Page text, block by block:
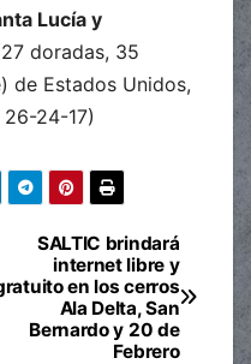
Lucía y
doradas, 35
de Estados Unidos,
24-17)
SALTIC brindará
internet libre y
en los cerros
Ala Delta, San
Bernardo y 20 de
Febrero